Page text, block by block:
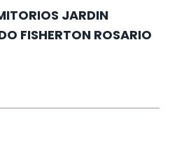
JARDIN
FISHERTON ROSARIO